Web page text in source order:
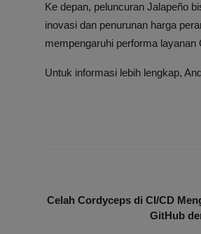
Ke depan, peluncuran Jalapeño
inovasi dan penurunan harga
mempengaruhi performa
Untuk informasi lebih lengkap,
Celah Cordyceps di CI/CD
GitHub